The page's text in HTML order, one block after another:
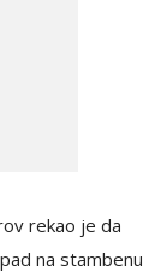
rekao je da
na stambenu